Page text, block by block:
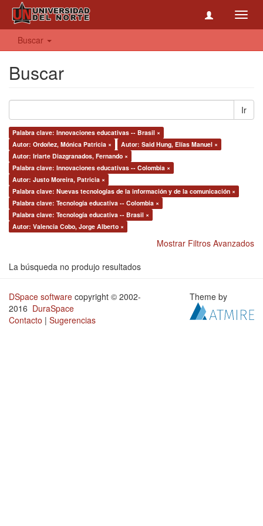
Buscar
Buscar
Ir
Palabra clave: Innovaciones educativas -- Brasil ×
Autor: Ordoñez, Mónica Patricia ×
Autor: Said Hung, Elías Manuel ×
Autor: Iriarte Diazgranados, Fernando ×
Palabra clave: Innovaciones educativas -- Colombia ×
Autor: Justo Moreira, Patricia ×
Palabra clave: Nuevas tecnologías de la información y de la comunicación ×
Palabra clave: Tecnología educativa -- Colombia ×
Palabra clave: Tecnología educativa -- Brasil ×
Autor: Valencia Cobo, Jorge Alberto ×
Mostrar Filtros Avanzados
La búsqueda no produjo resultados
DSpace software copyright © 2002-
2016 DuraSpace
Contacto | Sugerencias
Theme by